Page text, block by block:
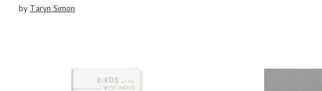
byTaryn Simon